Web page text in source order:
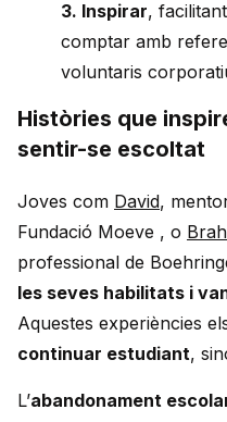
3. Inspirar,
comptar amb
voluntaris
Històries que
sentir-se escoltat
Joves com David,
Fundació Moeve , o
professional de
les seves habilitats i
Aquestes experiències
continuar estudiant,
L’abandonament